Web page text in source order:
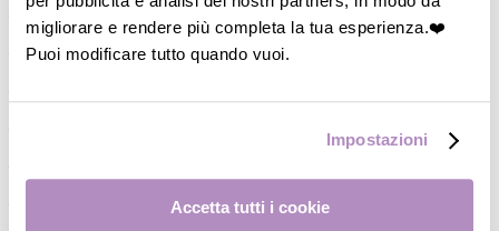
migliorare e rendere più completa la tua esperienza.❤️
Puoi modificare tutto quando vuoi.
Impostazioni
Accetta tutti i cookie
―
Tettarelle
―Succhietti
Conservalatte Materno